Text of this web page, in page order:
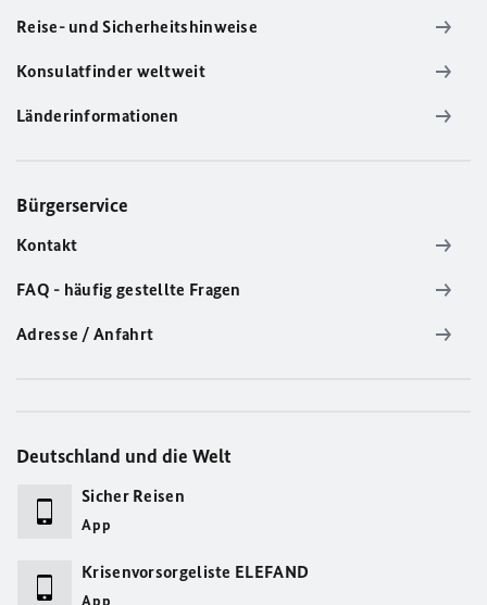
Reise- und Sicherheitshinweise
Konsulatfinder weltweit
Länderinformationen
Bürgerservice
Kontakt
FAQ - häufig gestellte Fragen
Adresse / Anfahrt
Deutschland und die Welt
Sicher Reisen
App
Krisenvorsorgeliste ELEFAND
App